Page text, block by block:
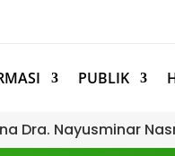
PUBLIK
Dra. Nayusminar